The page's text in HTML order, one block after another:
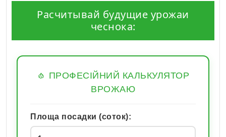
Расчитывай будущие урожаи
чеснока:
🧄 ПРОФЕСІЙНИЙ КАЛЬКУЛЯТОР
ВРОЖАЮ
Площа посадки (соток):